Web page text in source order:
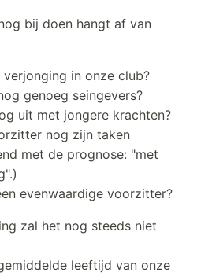
bij doen hangt af van
in onze club?
genoeg seingevers?
uit met jongere krachten?
nog zijn taken
met de prognose: "met
evenwaardige voorzitter?
zal het nog steeds niet
leeftijd van onze